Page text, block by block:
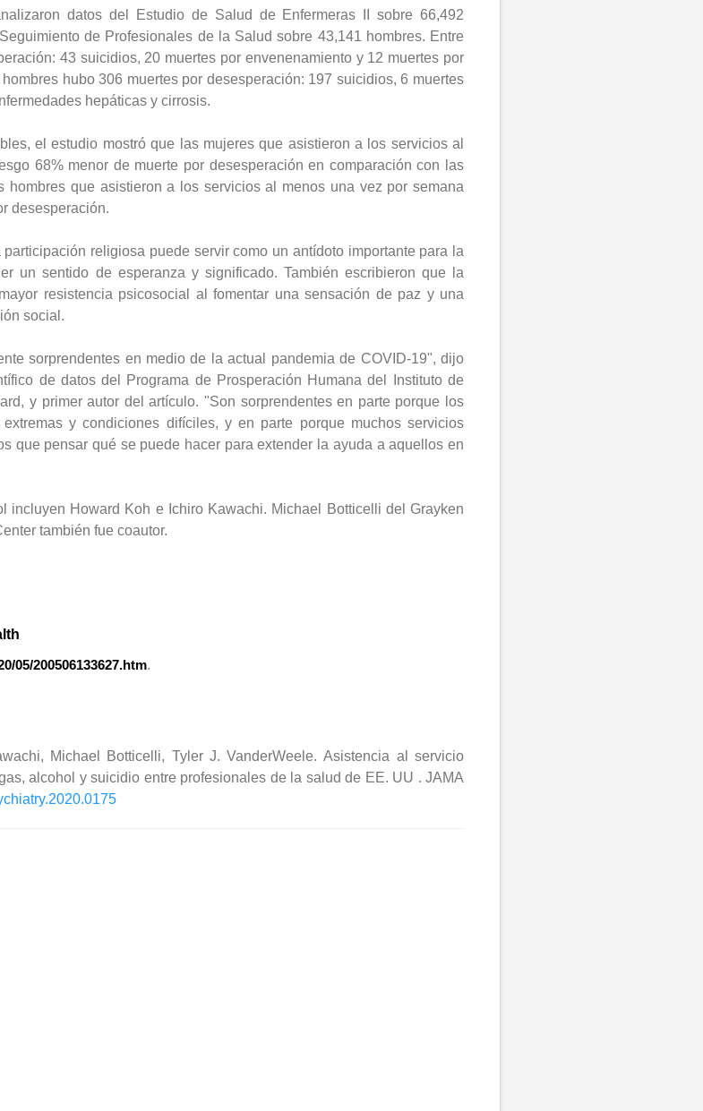
datos del Estudio de Salud de Enfermeras II sobre 66,492
de Profesionales de la Salud sobre 43,141 hombres. Entre
43 suicidios, 20 muertes por envenenamiento y 12 muertes por
hubo 306 muertes por desesperación: 197 suicidios, 6 muertes
hepáticas y cirrosis.
el estudio mostró que las mujeres que asistieron a los servicios al
68% menor de muerte por desesperación en comparación con las
que asistieron a los servicios al menos una vez por semana
desesperación.
religiosa puede servir como un antídoto importante para la
un sentido de esperanza y significado. También escribieron que la
resistencia psicosocial al fomentar una sensación de paz y una
social.
sorprendentes en medio de la actual pandemia de COVID-19", dijo
de datos del Programa de Prosperación Humana del Instituto de
y primer autor del artículo. "Son sorprendentes en parte porque los
y condiciones difíciles, y en parte porque muchos servicios
que pensar qué se puede hacer para extender la ayuda a aquellos en
incluyen Howard Koh e Ichiro Kawachi. Michael Botticelli del Grayken
también fue coautor.
05/200506133627.htm.
Michael Botticelli, Tyler J. VanderWeele. Asistencia al servicio
alcohol y suicidio entre profesionales de la salud de EE. UU . JAMA